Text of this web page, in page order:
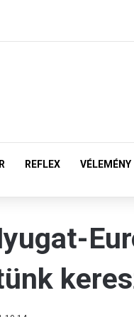
REFLEX VÉLEMÉNY